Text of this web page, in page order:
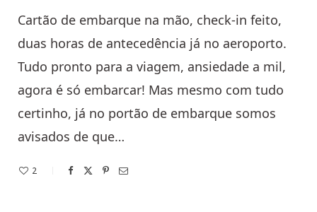
Cartão de embarque na mão, check-in feito,
duas horas de antecedência já no aeroporto.
Tudo pronto para a viagem, ansiedade a mil,
agora é só embarcar! Mas mesmo com tudo
certinho, já no portão de embarque somos
avisados de que…
2